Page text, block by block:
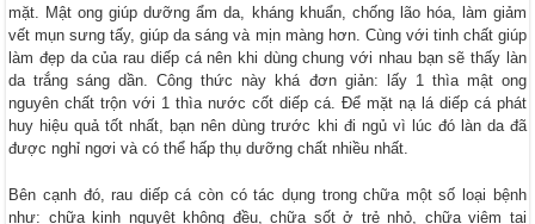
mặt. Mật ong giúp dưỡng ẩm da, kháng khuẩn, chống lão hóa, làm giảm
vết mụn sưng tấy, giúp da sáng và mịn màng hơn. Cùng với tinh chất giúp
làm đẹp da của rau diếp cá nên khi dùng chung với nhau bạn sẽ thấy làn
da trắng sáng dần. Công thức này khá đơn giản: lấy 1 thìa mật ong
nguyên chất trộn với 1 thìa nước cốt diếp cá. Để mặt nạ lá diếp cá phát
huy hiệu quả tốt nhất, bạn nên dùng trước khi đi ngủ vì lúc đó làn da đã
được nghỉ ngơi và có thể hấp thụ dưỡng chất nhiều nhất.
Bên cạnh đó, rau diếp cá còn có tác dụng trong chữa một số loại bệnh
như: chữa kinh nguyệt không đều, chữa sốt ở trẻ nhỏ, chữa viêm tai